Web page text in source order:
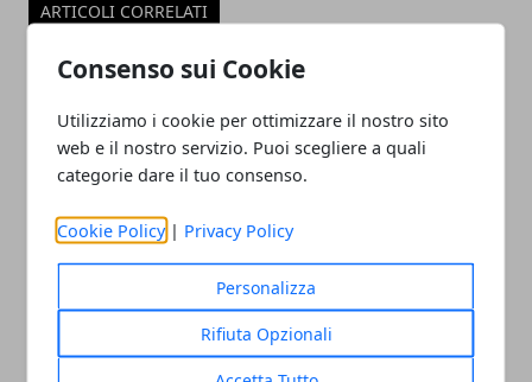
Consenso sui Cookie
Utilizziamo i cookie per ottimizzare il nostro sito
web e il nostro servizio. Puoi scegliere a quali
categorie dare il tuo consenso.
Cookie Policy | Privacy Policy
Personalizza
Rifiuta Opzionali
ARTICOLI CORRELATI
I migliori lavori da fare da casa nel 2025